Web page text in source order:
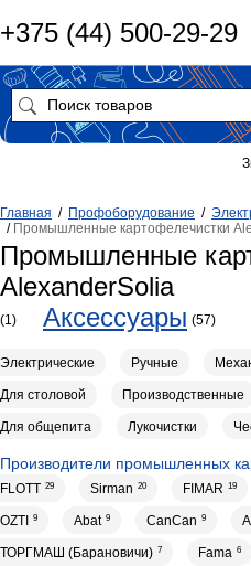
Главная / Профоборудование /
/ Промышленные картофелечистки
Промышленные
AlexanderSolia
(1) Аксессуары (57)
Электрические Ручные
Для столовой Производственные
Для общепита Лукочистки
Производители промышленных
FLOTT 29 Sirman 20 FIMAR 19
OZTI 9 Abat 9 CanCan 9
ТОРГМАШ (Барановичи) 7 Fama 6
+375 (44) 500-29-29